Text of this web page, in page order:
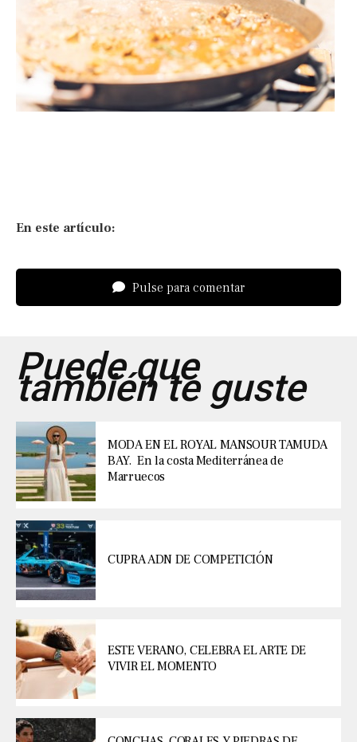
En este artículo:
Pulse para comentar
Puede que
también te guste
MODA EN EL ROYAL MANSOUR TAMUDA
BAY. En la costa Mediterránea de
Marruecos
CUPRA ADN DE COMPETICIÓN
ESTE VERANO, CELEBRA EL ARTE DE
VIVIR EL MOMENTO